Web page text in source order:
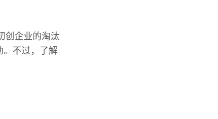
创企业的淘汰
。不过，了解